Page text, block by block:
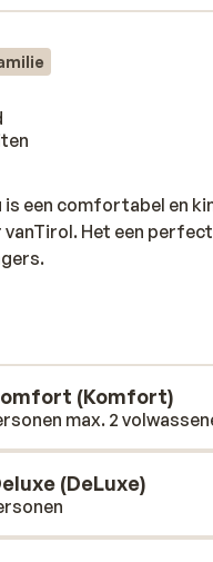
is een comfortabel en
Het een
(Komfort)
max. 2
(DeLuxe)